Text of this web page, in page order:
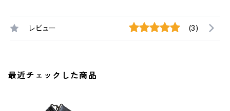
レビュー (3)
最近チェックした商品